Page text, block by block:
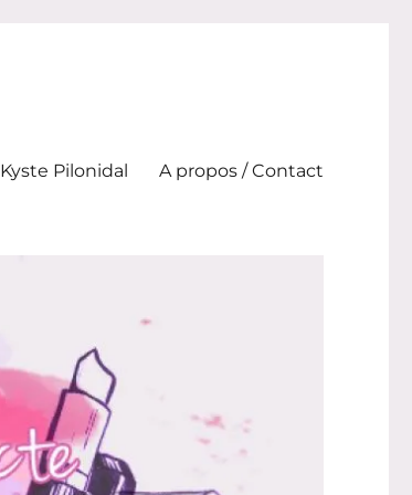
Kyste Pilonidal A propos / Contact